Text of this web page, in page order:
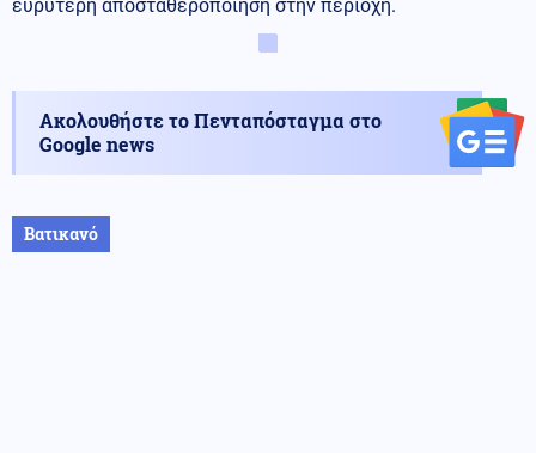
ευρύτερη αποσταθεροποίηση στην περιοχή.
Ακολουθήστε το Πενταπόσταγμα στο
Google news
Βατικανό